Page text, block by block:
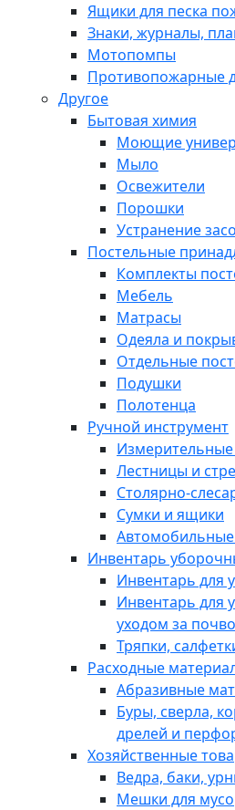
Ящики для песка
Знаки, журналы,
Мотопомпы
Противопожарные
Другое
Бытовая химия
Моющие
Мыло
Освежители
Порошки
Устранение
Постельные
Комплекты
Мебель
Матрасы
Одеяла и
Отдельные
Подушки
Полотенца
Ручной инструмент
Лестницы и
Столярно-
Сумки и ящики
Инвентарь
Инвентарь для
Инвентарь для
уходом за
Тряпки,
Расходные
Абразивные
Буры, сверла,
дрелей и
Хозяйственные
Ведра, баки,
Мешки для